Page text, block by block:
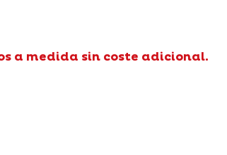
a medida sin coste adicional.